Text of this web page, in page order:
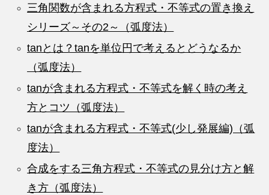
三角関数が含まれる方程式・不等式の置き換え
シリーズ～その2～（弧度法）
tanとは？tanを単位円で考えるとどうなるか
（弧度法）
tanが含まれる方程式・不等式を解く時の考え
方とコツ（弧度法）
tanが含まれる方程式・不等式(少し発展編)（弧
度法）
合成をする三角方程式・不等式の見分け方と解
き方（弧度法）